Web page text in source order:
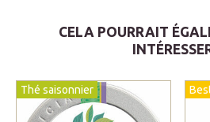
CELA POURRAIT
Thé saisonnier